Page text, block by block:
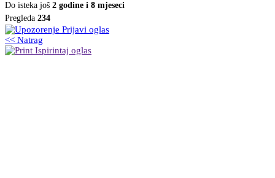
Do isteka još 2 godine i 8 mjeseci
Pregleda 234
Prijavi oglas
<< Natrag
Ispirintaj oglas